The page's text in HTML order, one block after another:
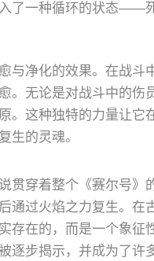
了一种循环的状态——
与净化的效果。在战斗
。无论是对战斗中的伤
。这种独特的力量让它
生的灵魂。
穿着整个《赛尔号》
通过火焰之力复生。在
存在的，而是一个象征
逐步揭示，并成为了许